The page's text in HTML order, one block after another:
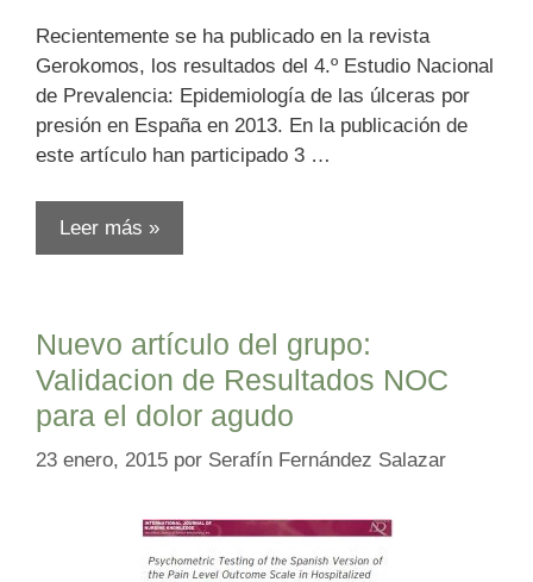
Recientemente se ha publicado en la revista
Gerokomos, los resultados del 4.º Estudio Nacional
de Prevalencia: Epidemiología de las úlceras por
presión en España en 2013. En la publicación de
este artículo han participado 3 …
Leer más »
Nuevo artículo del grupo:
Validacion de Resultados NOC
para el dolor agudo
23 enero, 2015 por Serafín Fernández Salazar